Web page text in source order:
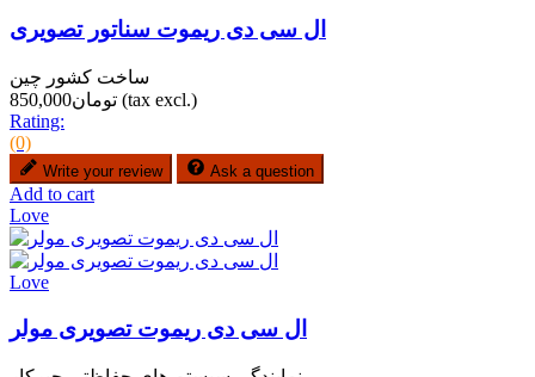
ال سی دی ریموت سناتور تصویری
ساخت کشور چین
تومان850,000 (tax excl.)
Rating:
(0)
Write your review Ask a question
Add to cart
Love
Love
ال سی دی ریموت تصویری مولر